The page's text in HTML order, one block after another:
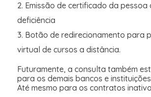
Emissão de certificado da pessoa
deficiência
Botão de redirecionamento para
virtual de cursos a distância.
Futuramente, a consulta também
para os demais bancos e
Até mesmo para os contratos